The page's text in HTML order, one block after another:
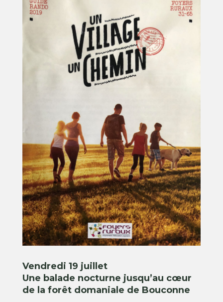
Vendredi 19 juillet
Une balade nocturne jusqu’au cœur
de la forêt domaniale de Bouconne